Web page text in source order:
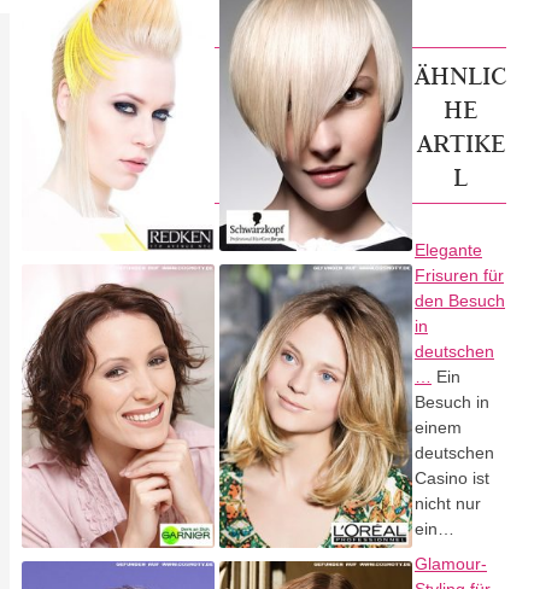
ÄHNLIC
HE
ARTIKE
L
Elegante
Frisuren für
den Besuch
in
deutschen
Ein
Besuch in
einem
deutschen
Casino ist
nicht nur
ein…
Glamour-